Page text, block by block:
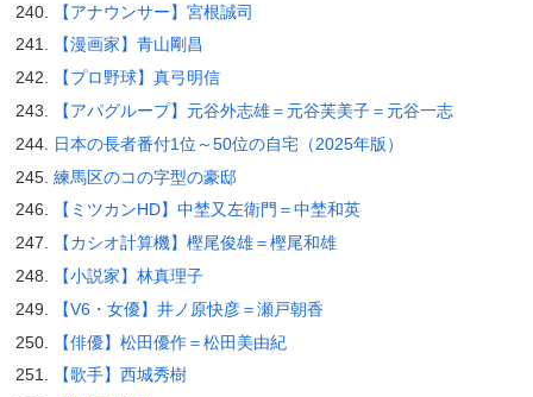
【アナウンサー】宮根誠司
【漫画家】青山剛昌
【プロ野球】真弓明信
【アパグループ】元谷外志雄＝元谷芙美子＝元谷一志
日本の長者番付1位～50位の自宅（2025年版）
練馬区のコの字型の豪邸
【ミツカンHD】中埜又左衛門＝中埜和英
【カシオ計算機】樫尾俊雄＝樫尾和雄
【小説家】林真理子
【V6・女優】井ノ原快彦＝瀬戸朝香
【俳優】松田優作＝松田美由紀
【歌手】西城秀樹